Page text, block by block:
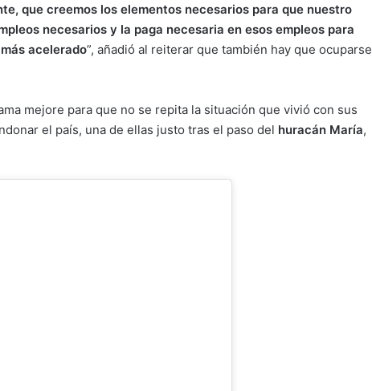
que creemos los elementos necesarios para que nuestro
necesarios y la paga necesaria en esos empleos para
acelerado”, añadió al reiterar que también hay que ocuparse
mejore para que no se repita la situación que vivió con sus
el país, una de ellas justo tras el paso del huracán María,